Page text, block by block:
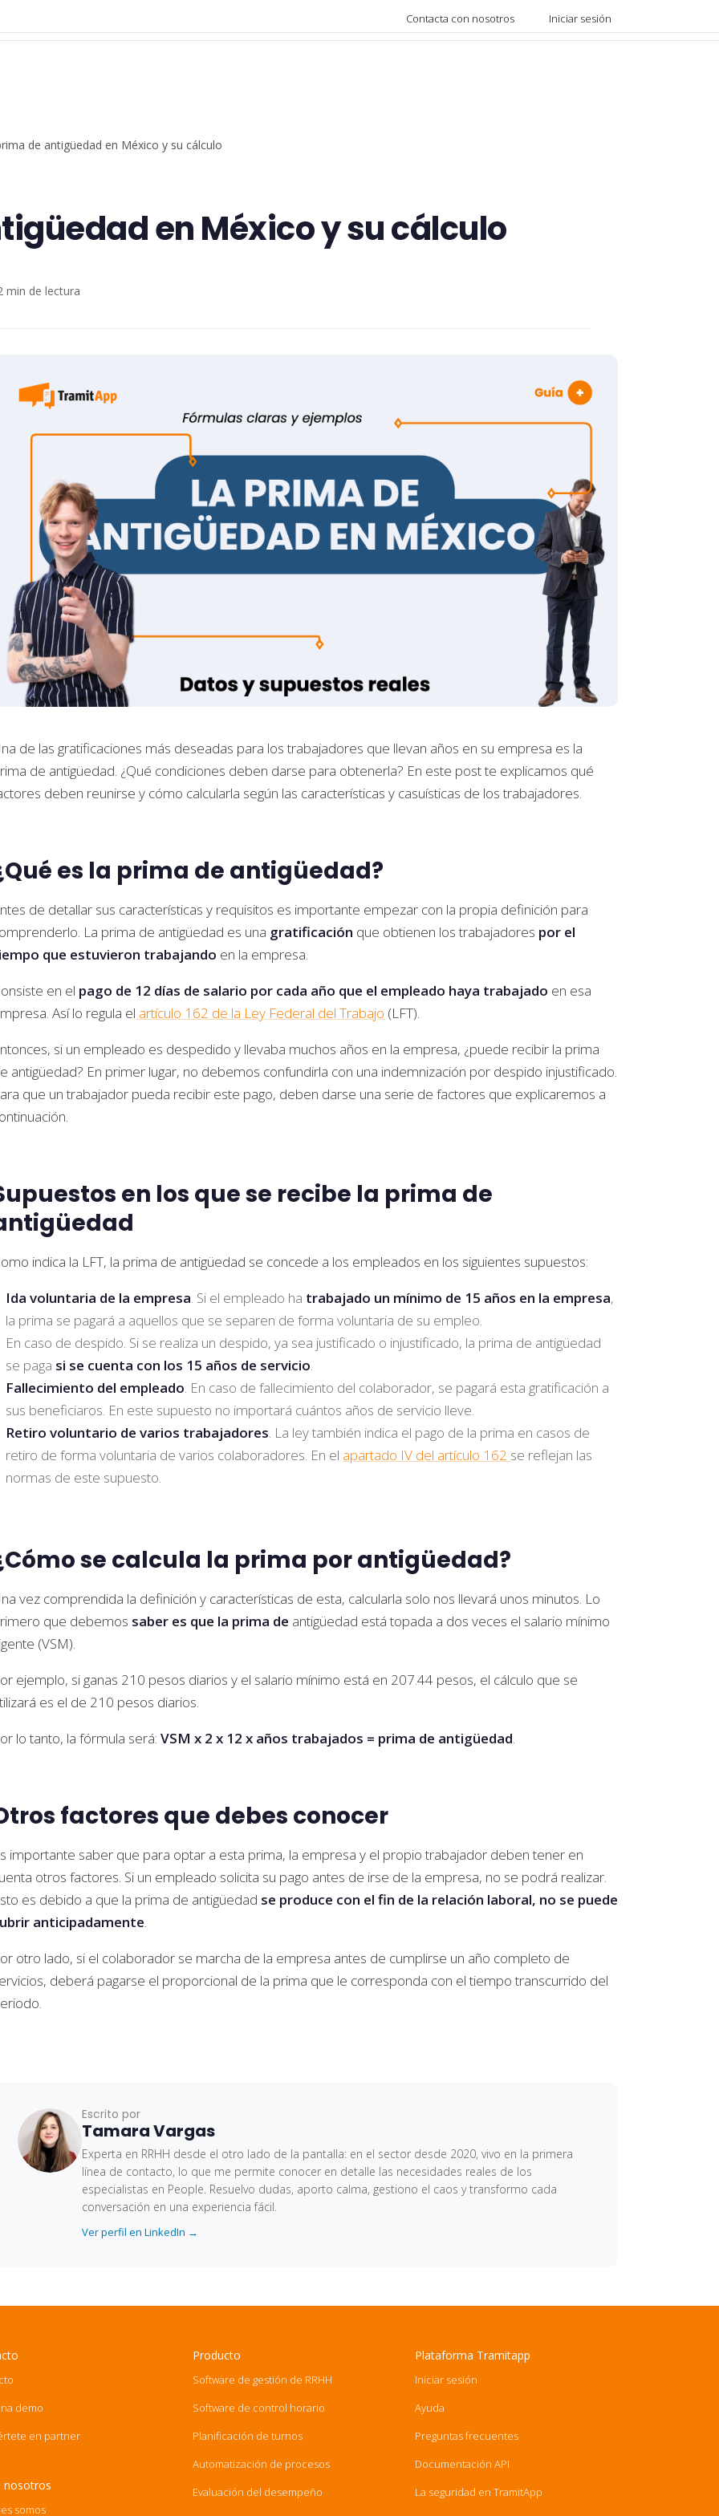
Contacta con nosotros Iniciar sesión
de antigüedad en México y su cálculo
en México y su cálculo
min de lectura
de las gratificaciones más deseadas para los trabajadores que llevan años en su empresa es la
de antigüedad. ¿Qué condiciones deben darse para obtenerla? En este post te explicamos qué
deben reunirse y cómo calcularla según las características y casuísticas de los trabajadores.
es la prima de antigüedad?
de detallar sus características y requisitos es importante empezar con la propia definición para
La prima de antigüedad es una gratificación que obtienen los trabajadores por el
que estuvieron trabajando en la empresa.
en el pago de 12 días de salario por cada año que el empleado haya trabajado en esa
Así lo regula el artículo 162 de la Ley Federal del Trabajo (LFT).
si un empleado es despedido y llevaba muchos años en la empresa, ¿puede recibir la prima
antigüedad? En primer lugar, no debemos confundirla con una indemnización por despido injustificado.
que un trabajador pueda recibir este pago, deben darse una serie de factores que explicaremos a
en los que se recibe la prima de
indica la LFT, la prima de antigüedad se concede a los empleados en los siguientes supuestos:
Ida voluntaria de la empresa. Si el empleado ha trabajado un mínimo de 15 años en la empresa,
la prima se pagará a aquellos que se separen de forma voluntaria de su empleo.
En caso de despido. Si se realiza un despido, ya sea justificado o injustificado, la prima de antigüedad
se paga si se cuenta con los 15 años de servicio.
Fallecimiento del empleado. En caso de fallecimiento del colaborador, se pagará esta gratificación a
sus beneficiaros. En este supuesto no importará cuántos años de servicio lleve.
Retiro voluntario de varios trabajadores. La ley también indica el pago de la prima en casos de
retiro de forma voluntaria de varios colaboradores. En el apartado IV del artículo 162 se reflejan las
normas de este supuesto.
se calcula la prima por antigüedad?
vez comprendida la definición y características de esta, calcularla solo nos llevará unos minutos. Lo
que debemos saber es que la prima de antigüedad está topada a dos veces el salario mínimo
(VSM).
ejemplo, si ganas 210 pesos diarios y el salario mínimo está en 207.44 pesos, el cálculo que se
es el de 210 pesos diarios.
lo tanto, la fórmula será:VSM x 2 x 12 x años trabajados = prima de antigüedad.
factores que debes conocer
importante saber que para optar a esta prima, la empresa y el propio trabajador deben tener en
otros factores. Si un empleado solicita su pago antes de irse de la empresa, no se podrá realizar.
es debido a que la prima de antigüedad se produce con el fin de la relación laboral, no se puede
anticipadamente.
otro lado, si el colaborador se marcha de la empresa antes de cumplirse un año completo de
deberá pagarse el proporcional de la prima que le corresponda con el tiempo transcurrido del
Escrito por
Tamara Vargas
Experta en RRHH desde el otro lado de la pantalla: en el sector desde 2020, vivo en la primera
línea de contacto, lo que me permite conocer en detalle las necesidades reales de los
especialistas en People. Resuelvo dudas, aporto calma, gestiono el caos y transformo cada
conversación en una experiencia fácil.
Ver perfil en LinkedIn →
demo
en partner
nosotros
somos
Producto
Software de gestión de RRHH
Software de control horario
Planificación de turnos
Automatización de procesos
Evaluación del desempeño
Plataforma Tramitapp
Iniciar sesión
Ayuda
Preguntas frecuentes
Documentación API
La seguridad en TramitApp